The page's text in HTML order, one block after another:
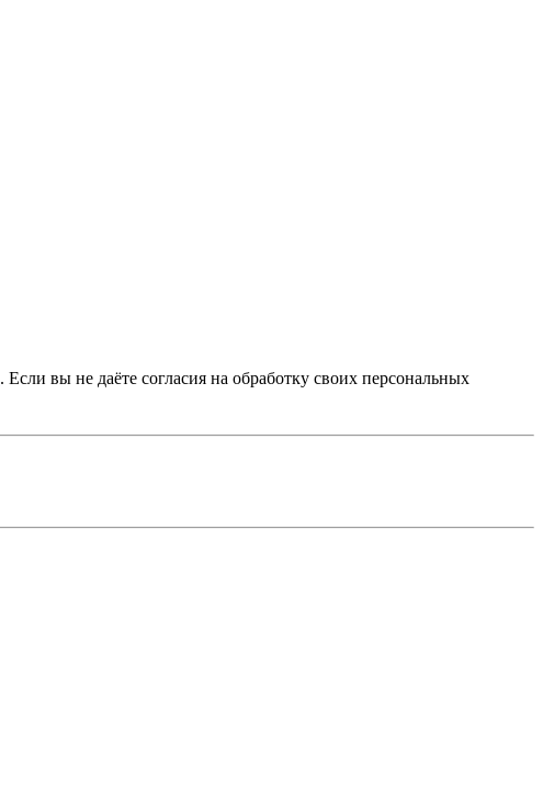
. Если вы не даёте согласия на обработку своих персональных